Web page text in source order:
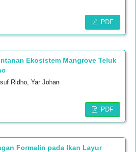
PDF
Ekosistem Mangrove Teluk
Ridho, Yar Johan
PDF
Formalin pada Ikan Layur